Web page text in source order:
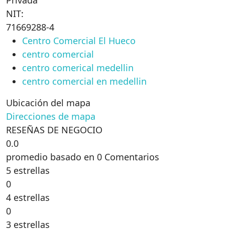
NIT:
71669288-4
Centro Comercial El Hueco
centro comercial
centro comerical medellin
centro comercial en medellin
Ubicación del mapa
Direcciones de mapa
RESEÑAS DE NEGOCIO
0.0
promedio basado en 0 Comentarios
5 estrellas
0
4 estrellas
0
3 estrellas